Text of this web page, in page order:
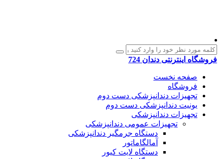
فروشگاه اینترنتی دندان 724
صفحه نخست
فروشگاه
تجهیزات دندانپزشکی دست دوم
یونیت دندانپزشکی دست دوم
تجهیزات دندانپزشکی
تجهیزات عمومی دندانپزشکی
دستگاه جرمگیر دندانپزشکی
آمالگاماتور
دستگاه لایت کیور